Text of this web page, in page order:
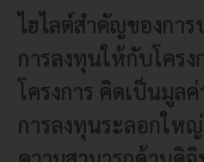
ไฮไลต์สำคัญของกา
การลงทุนให้กับโครง
โครงการ คิดเป็นมูล
การลงทุนระลอกให